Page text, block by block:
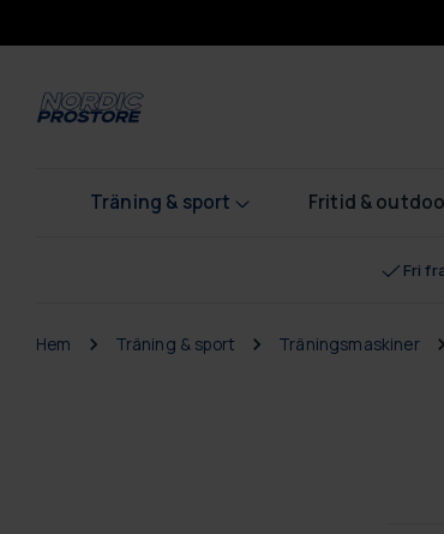
Träning & sport Fritid &
Fri
Hem Träning & sport Träningsmaskiner